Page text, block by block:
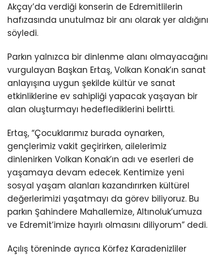
Akçay’da verdiği konserin de Edremitlilerin
hafızasında unutulmaz bir anı olarak yer aldığını
söyledi.
Parkın yalnızca bir dinlenme alanı olmayacağını
vurgulayan Başkan Ertaş, Volkan Konak’ın sanat
anlayışına uygun şekilde kültür ve sanat
etkinliklerine ev sahipliği yapacak yaşayan bir
alan oluşturmayı hedeflediklerini belirtti.
Ertaş, “Çocuklarımız burada oynarken,
gençlerimiz vakit geçirirken, ailelerimiz
dinlenirken Volkan Konak’ın adı ve eserleri de
yaşamaya devam edecek. Kentimize yeni
sosyal yaşam alanları kazandırırken kültürel
değerlerimizi yaşatmayı da görev biliyoruz. Bu
parkın Şahindere Mahallemize, Altınoluk’umuza
ve Edremit’imize hayırlı olmasını diliyorum” dedi.
Açılış töreninde ayrıca Körfez Karadenizliler